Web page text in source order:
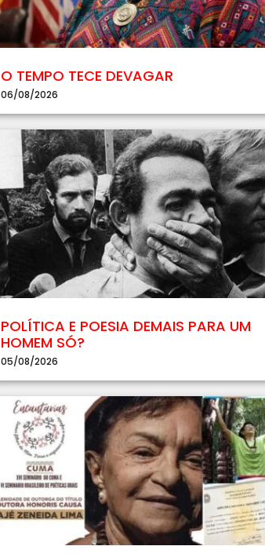
O TEMPO TECE DEVAGAR
06/08/2026
POLÍTICA E POESIA DEMAIS PARA UM
HOMEM SÓ?
05/08/2026